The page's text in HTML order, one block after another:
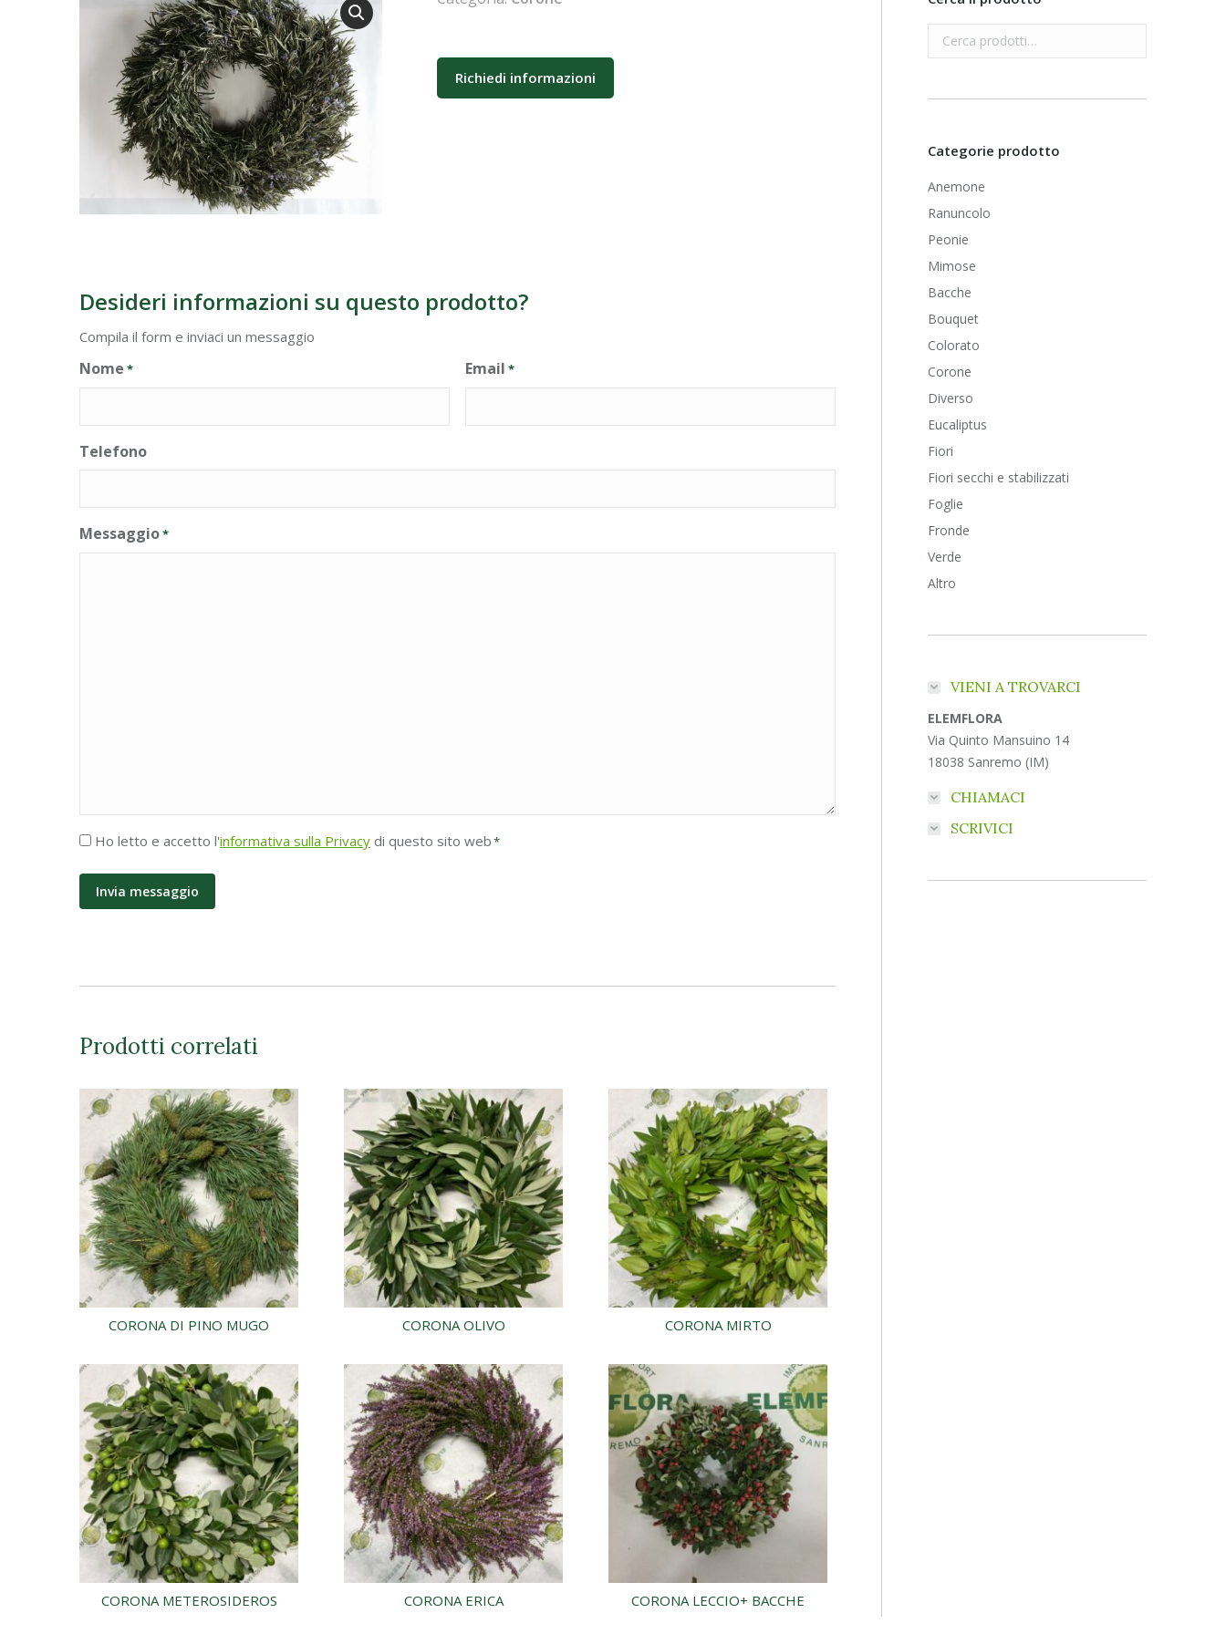
Richiedi informazioni
Desideri informazioni su questo prodotto?
Compila il form e inviaci un messaggio
Nome * Email *
Telefono
Messaggio*
Accettazione
Ho letto e accetto l'informativa sulla Privacy di questo sito web*
Prodotti correlati
CORONA DI PINO MUGO CORONA OLIVO CORONA MIRTO
CORONA METEROSIDEROS CORONA ERICA CORONA LECCIO+ BACCHE
Categorie prodotto
Anemone
Ranuncolo
Peonie
Mimose
Bacche
Bouquet
Colorato
Corone
Diverso
Eucaliptus
Fiori
Fiori secchi e stabilizzati
Foglie
Fronde
Verde
Altro
VIENI A TROVARCI
ELEMFLORA
Via Quinto Mansuino 14
18038 Sanremo (IM)
CHIAMACI
SCRIVICI